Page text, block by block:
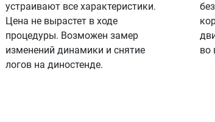
устраивают все характеристики.
Цена не вырастет в ходе
процедуры. Возможен замер
изменений динамики и снятие
логов на диностенде.
во